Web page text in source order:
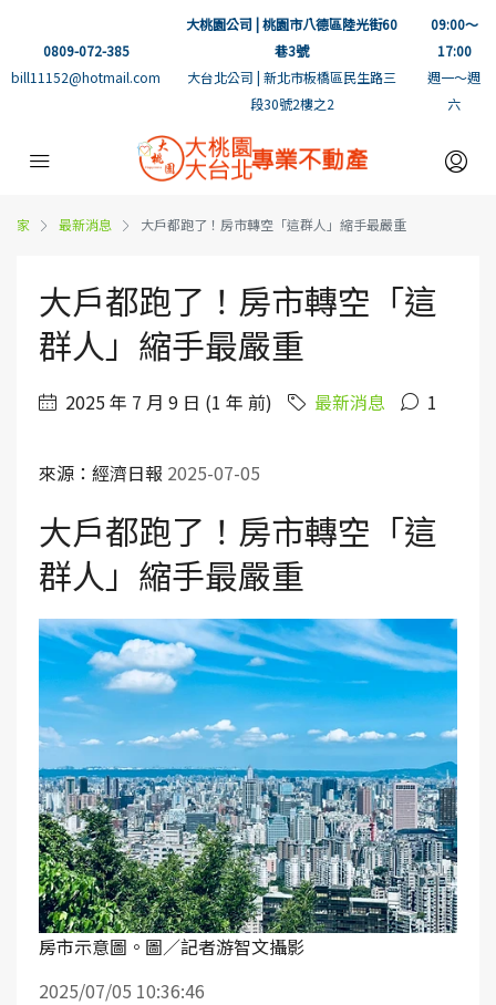
0809-072-385
bill11152@hotmail.com
大桃園公司 | 桃園市八德區陸光街60
巷3號
大台北公司 | 新北市板橋區民生路三
段30號2樓之2
09:00～
17:00
週一～週
六
家 最新消息 大戶都跑了！房市轉空「這群人」縮手最嚴重
大戶都跑了！房市轉空「這
群人」縮手最嚴重
2025 年 7 月 9 日 (1 年 前) 最新消息 1
來源：經濟日報 2025-07-05
大戶都跑了！房市轉空「這
群人」縮手最嚴重
房市示意圖。圖／記者游智文攝影
2025/07/05 10:36:46